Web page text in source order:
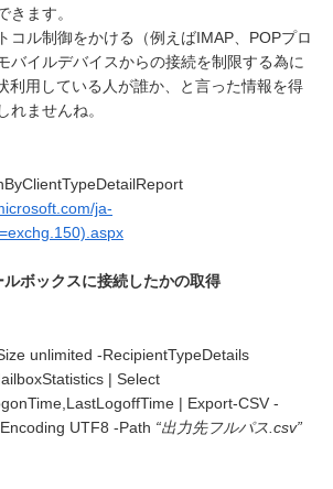
きます。
コル制御をかける（例えばIMAP、POPプロ
バイルデバイスからの接続を制限する為に
利用している人が誰か、と言った情報を得
れませんね。
ja-
ボックスに接続したかの取得
unlimited -RecipientTypeDetails
| Select
| Export-CSV -
UTF8 -Path “出力先フルパス.csv”